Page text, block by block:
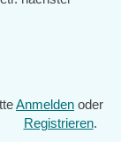
Anmelden oder
Registrieren.